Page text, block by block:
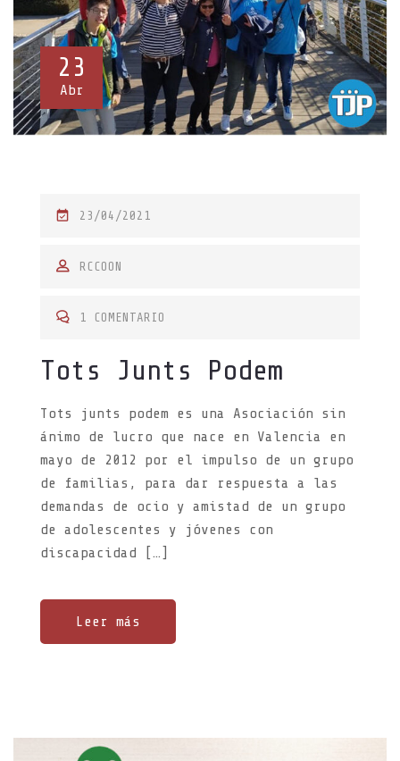
23
Abr
O
23/04/2021
RCCOON
1 COMENTARIO
Tots Junts Podem
Tots junts podem es una Asociación sin
ánimo de lucro que nace en Valencia en
mayo de 2012 por el impulso de un grupo
de familias, para dar respuesta a las
demandas de ocio y amistad de un grupo
de adolescentes y jóvenes con
discapacidad […]
Leer más